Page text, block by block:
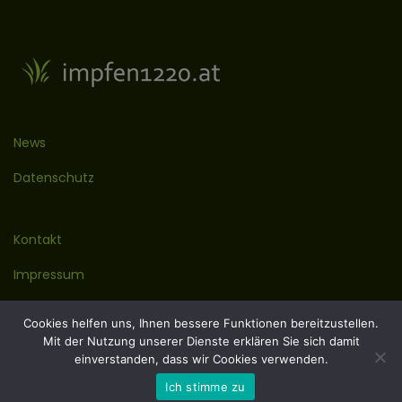
News
Datenschutz
Kontakt
Impressum
© 2023 Dr Albert Syen
Cookies helfen uns, Ihnen bessere Funktionen bereitzustellen.
Mit der Nutzung unserer Dienste erklären Sie sich damit
einverstanden, dass wir Cookies verwenden.
Ich stimme zu